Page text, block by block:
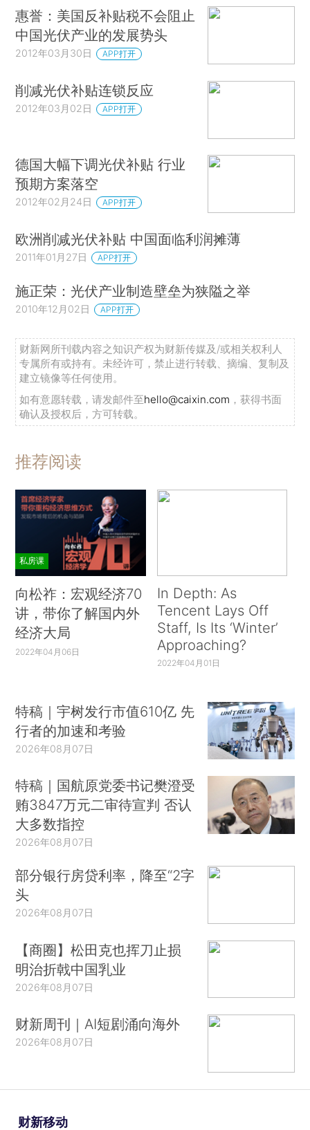
惠誉：美国反补贴税不会阻止
中国光伏产业的发展势头
2012年03月30日 APP打开
削减光伏补贴连锁反应
2012年03月02日 APP打开
德国大幅下调光伏补贴 行业
预期方案落空
2012年02月24日 APP打开
欧洲削减光伏补贴 中国面临利润摊薄
2011年01月27日 APP打开
施正荣：光伏产业制造壁垒为狭隘之举
2010年12月02日 APP打开
财新网所刊载内容之知识产权为财新传媒及/或相关权利人
专属所有或持有。未经许可，禁止进行转载、摘编、复制及
建立镜像等任何使用。
如有意愿转载，请发邮件至hello@caixin.com ，获得书面
确认及授权后，方可转载。
推荐阅读
私房课
向松祚：宏观经济70
讲，带你了解国内外
经济大局
2022年04月06日
In Depth: As
Tencent Lays Off
Staff, Is Its ‘Winter’
Approaching?
2022年04月01日
特稿｜宇树发行市值610亿 先
行者的加速和考验
2026年08月07日
特稿｜国航原党委书记樊澄受
贿3847万元二审待宣判 否认
大多数指控
2026年08月07日
部分银行房贷利率，降至“2字
头
2026年08月07日
【商圈】松田克也挥刀止损
明治折戟中国乳业
2026年08月07日
财新周刊｜AI短剧涌向海外
2026年08月07日
财新移动